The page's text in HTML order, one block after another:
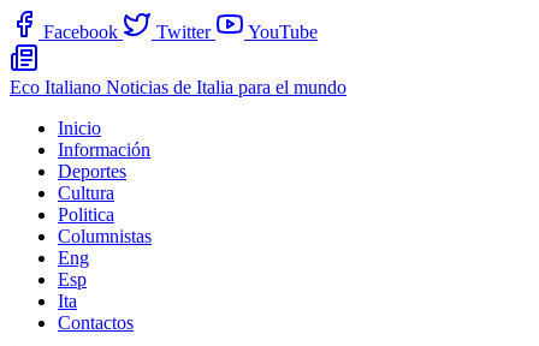
Facebook Twitter YouTube
Eco Italiano Noticias de Italia para el mundo
Inicio
Información
Deportes
Cultura
Politica
Columnistas
Eng
Esp
Ita
Contactos